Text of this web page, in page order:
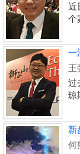
近
个
一
王
过
琼
新
何